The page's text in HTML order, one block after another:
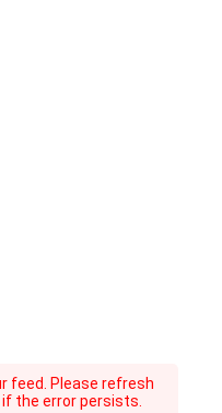
feed. Please refresh
the error persists.